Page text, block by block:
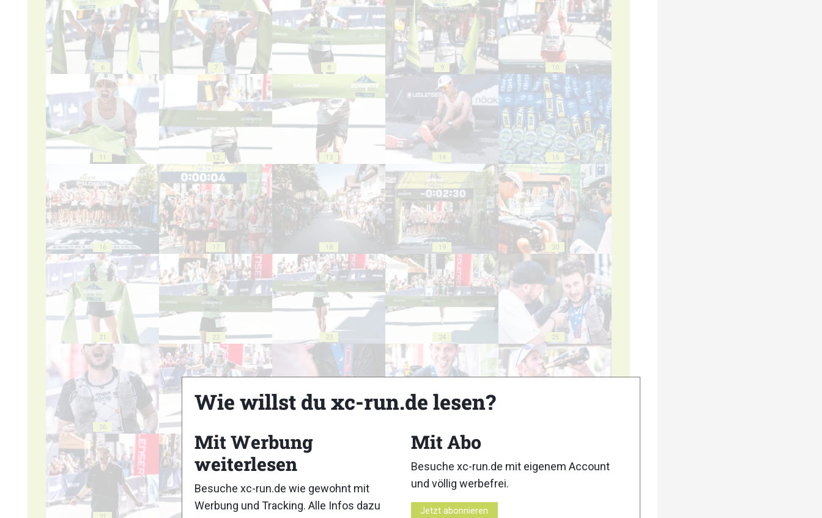
6 7 8 9 10
11 12 13 14 15
16 17 18 19 20
21 22 23 24 25
26
Wie willst du xc-run.de lesen?
Mit Werbung
weiterlesen
Besuche xc-run.de wie gewohnt mit
Werbung und Tracking. Alle Infos dazu
Mit Abo
Besuche xc-run.de mit eigenem Account
und völlig werbefrei.
Jetzt abonnieren